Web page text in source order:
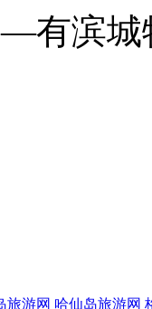
有滨城
旅游网 哈仙岛旅游网